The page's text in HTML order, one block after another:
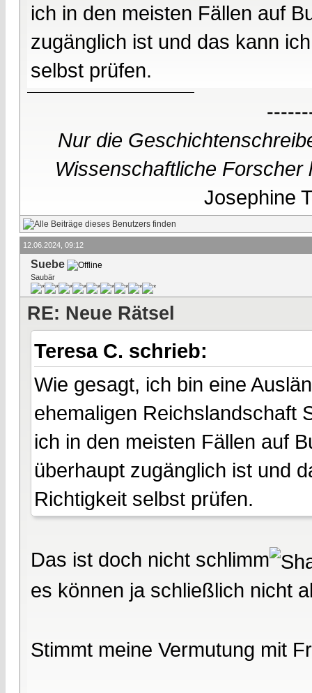
ich in den meisten Fällen auf
zugänglich ist und das kann
selbst prüfen.
Nur die
Wissenschaftliche
Josephine
12.06.2024, 09:12
Suebe
Saubär
RE: Neue Rätsel
Teresa C. schrieb:
Wie gesagt, ich bin eine
ehemaligen Reichslandschaft
ich in den meisten Fällen auf
überhaupt zugänglich ist und
Richtigkeit selbst prüfen.
Das ist doch nicht schlimm
es können ja schließlich nicht
Stimmt meine Vermutung mit